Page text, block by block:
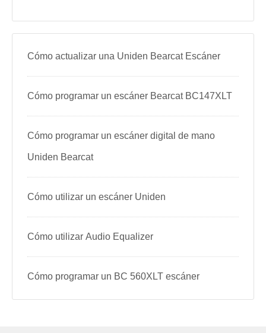
Cómo actualizar una Uniden Bearcat Escáner
Cómo programar un escáner Bearcat BC147XLT
Cómo programar un escáner digital de mano
Uniden Bearcat
Cómo utilizar un escáner Uniden
Cómo utilizar Audio Equalizer
Cómo programar un BC 560XLT escáner